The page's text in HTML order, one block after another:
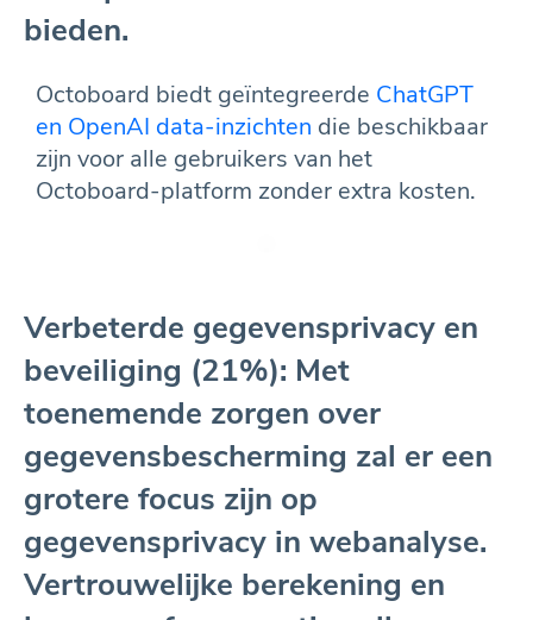
bieden.
Octoboard biedt geïntegreerde ChatGPT
en OpenAI data-inzichten die beschikbaar
zijn voor alle gebruikers van het
Octoboard-platform zonder extra kosten.
Verbeterde gegevensprivacy en
beveiliging (21%): Met
toenemende zorgen over
gegevensbescherming zal er een
grotere focus zijn op
gegevensprivacy in webanalyse.
Vertrouwelijke berekening en